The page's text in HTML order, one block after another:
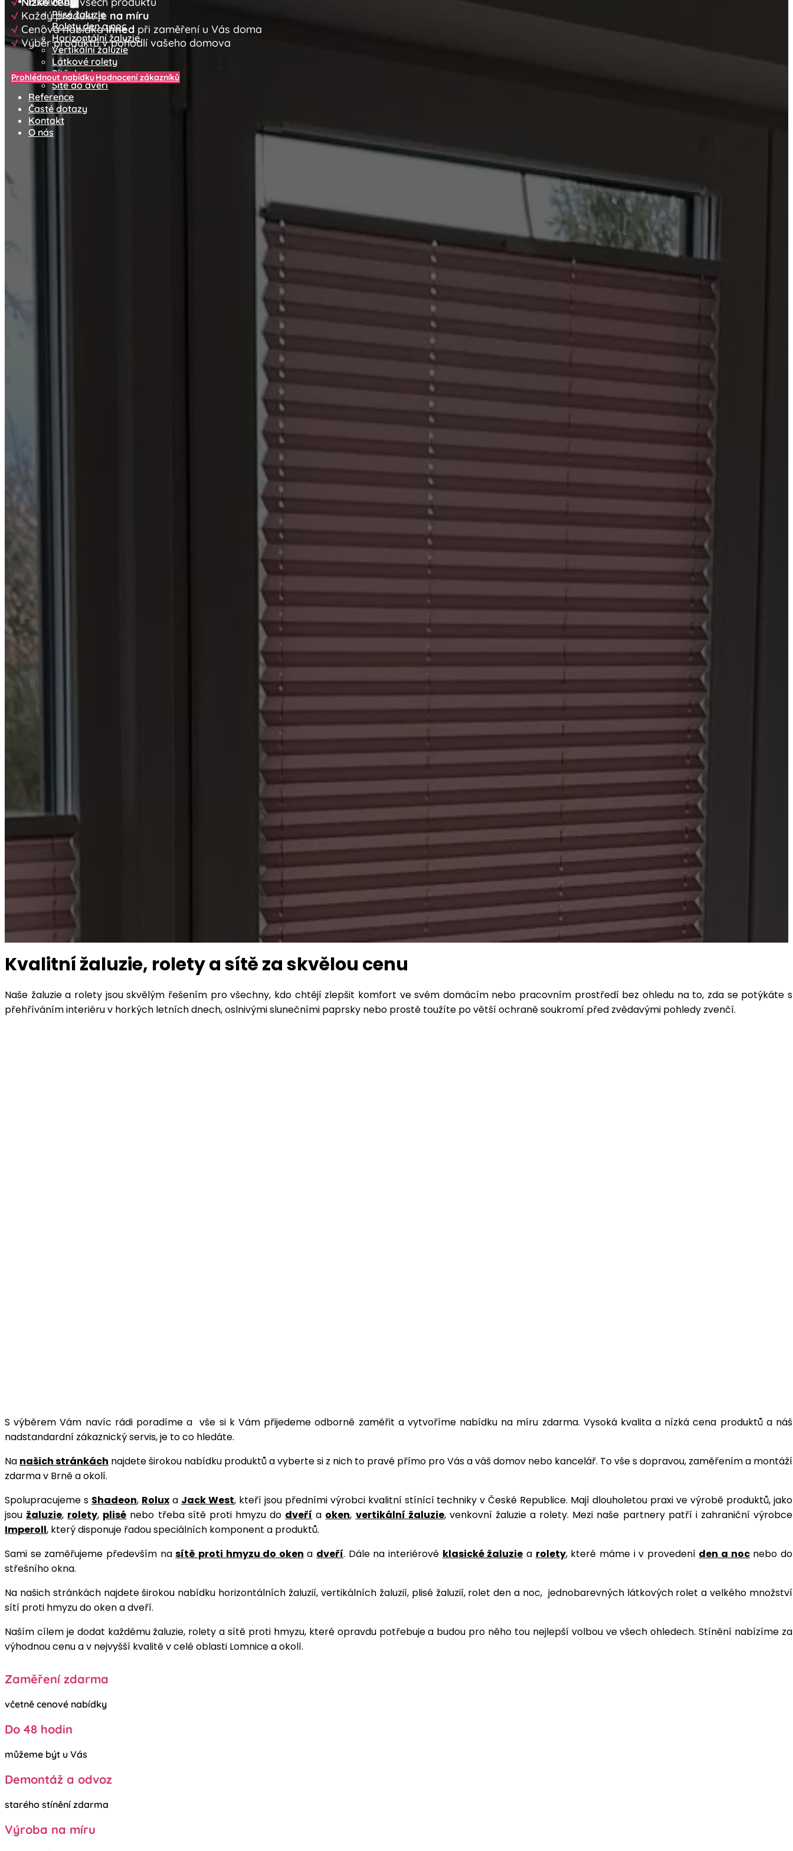
Plisé žaluzie
Rolety den a noc
Horizontální žaluzie
Vertikální žaluzie
Látkové rolety
Sítě do oken
Sítě do dveří
Reference
Časté dotazy
Kontakt
O nás
√ Každý produkt je na míru
√ Cenová nabídkaihned při zaměření u Vás doma
√Výběr produktů v pohodlí vašeho domova
Prohlédnout nabídkuHodnocení zákazníků
Kvalitní žaluzie, rolety a sítě za skvělou cenu
Naše žaluzie a rolety jsou skvělým řešením pro všechny, kdo chtějí zlepšit komfort ve svém domácím nebo pracovním prostředí bez ohledu na to, zda se potýkáte s
přehříváním interiéru v horkých letních dnech, oslnivými slunečními paprsky nebo prostě toužíte po větší ochraně soukromí před zvědavými pohledy zvenčí.
S výběrem Vám navíc rádi poradíme a vše si k Vám přijedeme odborně zaměřit a vytvoříme nabídku na míru zdarma. Vysoká kvalita a nízká cena produktů a náš
nadstandardní zákaznický servis, je to co hledáte.
Na našich stránkách najdete širokou nabídku produktů a vyberte si z nich to pravé přímo pro Vás a váš domov nebo kancelář. To vše s dopravou, zaměřením a montáží
zdarma v Brně a okolí.
Spolupracujeme s Shadeon, Roluxa Jack West, kteří jsou předními výrobci kvalitní stínící techniky v České Republice. Mají dlouholetou praxi ve výrobě produktů, jako
jsou žaluzie, rolety, plisé nebo třeba sítě proti hmyzu do dveří a oken, vertikální žaluzie, venkovní žaluzie a rolety. Mezi naše partnery patří i zahraniční výrobce
Imperoll, který disponuje řadou speciálních komponent a produktů.
Sami se zaměřujeme především nasítě proti hmyzu do oken a dveří. Dále na interiérové klasické žaluzie a rolety, které máme i v provedení den a nocnebo do
střešního okna.
Na našich stránkách najdete širokou nabídku horizontálních žaluzií, vertikálních žaluzií, plisé žaluzií, rolet den a noc, jednobarevných látkových rolet a velkého množství
sítí proti hmyzu do oken a dveří.
Naším cílem je dodat každému žaluzie, rolety a sítě proti hmyzu, které opravdu potřebuje a budou pro něho tou nejlepší volbou ve všech ohledech. Stínění nabízíme za
výhodnou cenu a v nejvyšší kvalitě v celé oblasti Lomnice a okolí.
Zaměření zdarma
včetně cenové nabídky
Do 48 hodin
můžeme být u Vás
Demontáž a odvoz
starého stínění zdarma
Výroba na míru